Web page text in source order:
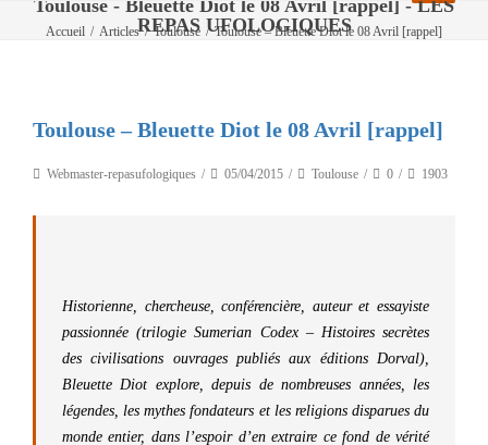
Toulouse - Bleuette Diot le 08 Avril [rappel] - LES
REPAS UFOLOGIQUES
Accueil / Articles / Toulouse / Toulouse – Bleuette Diot le 08 Avril [rappel]
Toulouse – Bleuette Diot le 08 Avril [rappel]
Webmaster-repasufologiques 05/04/2015 Toulouse 0 1903
Historienne, chercheuse, conférencière, auteur et essayiste
passionnée (trilogie Sumerian Codex – Histoires secrètes
des civilisations ouvrages publiés aux éditions Dorval),
Bleuette Diot explore, depuis de nombreuses années, les
légendes, les mythes fondateurs et les religions disparues du
monde entier, dans l’espoir d’en extraire ce fond de vérité